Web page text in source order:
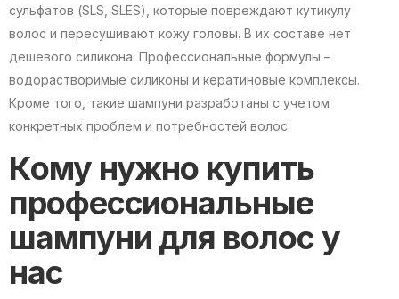
сульфатов (SLS, SLES), которые повреждают кутикулу
волос и пересушивают кожу головы. В их составе нет
дешевого силикона. Профессиональные формулы –
водорастворимые силиконы и кератиновые комплексы.
Кроме того, такие шампуни разработаны с учетом
конкретных проблем и потребностей волос.
Кому нужно купить
профессиональные
шампуни для волос у
нас